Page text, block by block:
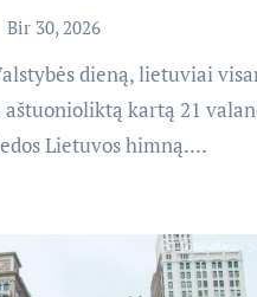
Bir 30, 2026
dieną, lietuviai
kartą 21
Lietuvos himną.…